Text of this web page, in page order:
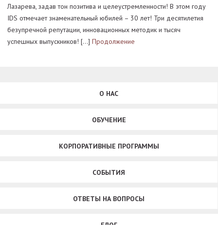
Лазарева, задав тон позитива и целеустремленности! В этом году
IDS отмечает знаменательный юбилей – 30 лет! Три десятилетия
безупречной репутации, инновационных методик и тысяч
успешных выпускников! […] Продолжение
О НАС
ОБУЧЕНИЕ
КОРПОРАТИВНЫЕ ПРОГРАММЫ
СОБЫТИЯ
ОТВЕТЫ НА ВОПРОСЫ